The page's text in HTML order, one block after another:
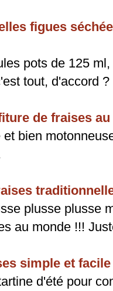
figues
pots de 125
tout, d'accord ?
de fraises
bien
plusse plusse
au monde !!!
simple et facile
d'été pour